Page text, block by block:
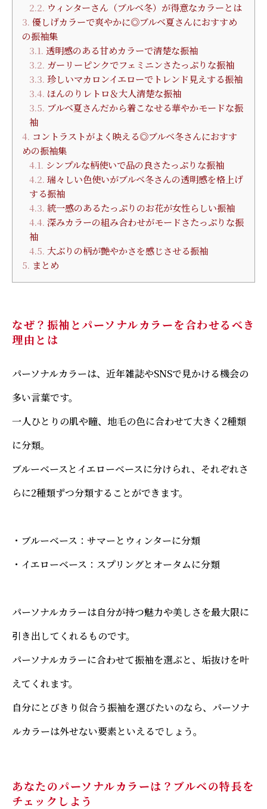
2.2. ウィンターさん（ブルベ冬）が得意なカラーとは
3. 優しげカラーで爽やかに◎ブルベ夏さんにおすすめ
の振袖集
3.1. 透明感のある甘めカラーで清楚な振袖
3.2. ガーリーピンクでフェミニンさたっぷりな振袖
3.3. 珍しいマカロンイエローでトレンド見えする振袖
3.4. ほんのりレトロ＆大人清楚な振袖
3.5. ブルベ夏さんだから着こなせる華やかモードな振
袖
4. コントラストがよく映える◎ブルベ冬さんにおすす
めの振袖集
4.1. シンプルな柄使いで品の良さたっぷりな振袖
4.2. 瑞々しい色使いがブルベ冬さんの透明感を格上げ
する振袖
4.3. 統一感のあるたっぷりのお花が女性らしい振袖
4.4. 深みカラーの組み合わせがモードさたっぷりな振
袖
4.5. 大ぶりの柄が艶やかさを感じさせる振袖
5. まとめ
なぜ？振袖とパーソナルカラーを合わせるべき
理由とは
パーソナルカラーは、近年雑誌やSNSで見かける機会の
多い言葉です。
一人ひとりの肌や瞳、地毛の色に合わせて大きく2種類
に分類。
ブルーベースとイエローベースに分けられ、それぞれさ
らに2種類ずつ分類することができます。
・ブルーベース：サマーとウィンターに分類
・イエローベース：スプリングとオータムに分類
パーソナルカラーは自分が持つ魅力や美しさを最大限に
引き出してくれるものです。
パーソナルカラーに合わせて振袖を選ぶと、垢抜けを叶
えてくれます。
自分にとびきり似合う振袖を選びたいのなら、パーソナ
ルカラーは外せない要素といえるでしょう。
あなたのパーソナルカラーは？ブルベの特長を
チェックしよう